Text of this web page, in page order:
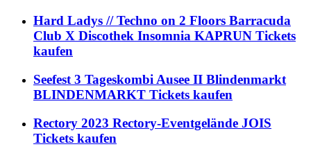
Hard Ladys // Techno on 2 Floors Barracuda
Club X Discothek Insomnia KAPRUN Tickets
kaufen
Seefest 3 Tageskombi Ausee II Blindenmarkt
BLINDENMARKT Tickets kaufen
Rectory 2023 Rectory-Eventgelände JOIS
Tickets kaufen